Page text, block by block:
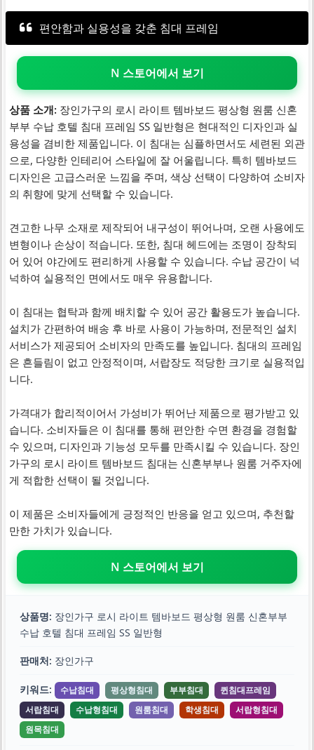
편안함과 실용성을 갖춘 침대 프레임
N 스토어에서 보기
상품 소개: 장인가구의 로시 라이트 템바보드 평상형 원룸 신혼
부부 수납 호텔 침대 프레임 SS 일반형은 현대적인 디자인과 실
용성을 겸비한 제품입니다. 이 침대는 심플하면서도 세련된 외관
으로, 다양한 인테리어 스타일에 잘 어울립니다. 특히 템바보드
디자인은 고급스러운 느낌을 주며, 색상 선택이 다양하여 소비자
의 취향에 맞게 선택할 수 있습니다.
견고한 나무 소재로 제작되어 내구성이 뛰어나며, 오랜 사용에도
변형이나 손상이 적습니다. 또한, 침대 헤드에는 조명이 장착되
어 있어 야간에도 편리하게 사용할 수 있습니다. 수납 공간이 넉
넉하여 실용적인 면에서도 매우 유용합니다.
이 침대는 협탁과 함께 배치할 수 있어 공간 활용도가 높습니다.
설치가 간편하여 배송 후 바로 사용이 가능하며, 전문적인 설치
서비스가 제공되어 소비자의 만족도를 높입니다. 침대의 프레임
은 흔들림이 없고 안정적이며, 서랍장도 적당한 크기로 실용적입
니다.
가격대가 합리적이어서 가성비가 뛰어난 제품으로 평가받고 있
습니다. 소비자들은 이 침대를 통해 편안한 수면 환경을 경험할
수 있으며, 디자인과 기능성 모두를 만족시킬 수 있습니다. 장인
가구의 로시 라이트 템바보드 침대는 신혼부부나 원룸 거주자에
게 적합한 선택이 될 것입니다.
이 제품은 소비자들에게 긍정적인 반응을 얻고 있으며, 추천할
만한 가치가 있습니다.
N 스토어에서 보기
상품명: 장인가구 로시 라이트 템바보드 평상형 원룸 신혼부부
수납 호텔 침대 프레임 SS 일반형
판매처: 장인가구
키워드: 수납침대 평상형침대 부부침대
퀸침대프레임
서랍침대
수납형침대 원룸침대 학생침대
서랍형침대
원목침대